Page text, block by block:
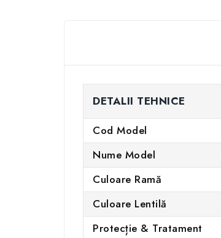
DETALII TEHNICE
Cod Model
Nume Model
Culoare Ramă
Culoare Lentilă
Protecție & Tratament